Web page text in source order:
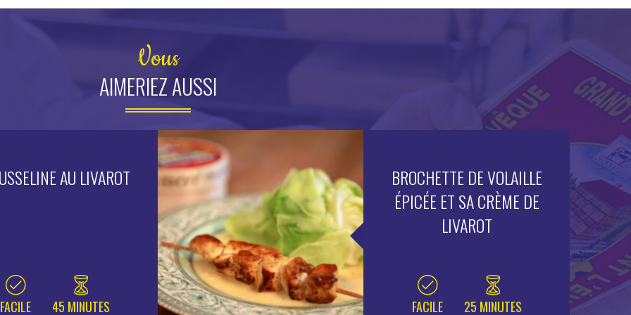
Vous
AIMERIEZ AUSSI
AU LIVAROT
FACILE 45 MINUTES
BROCHETTE DE VOLAILLE
ÉPICÉE ET SA CRÈME DE
LIVAROT
FACILE 25 MINUTES